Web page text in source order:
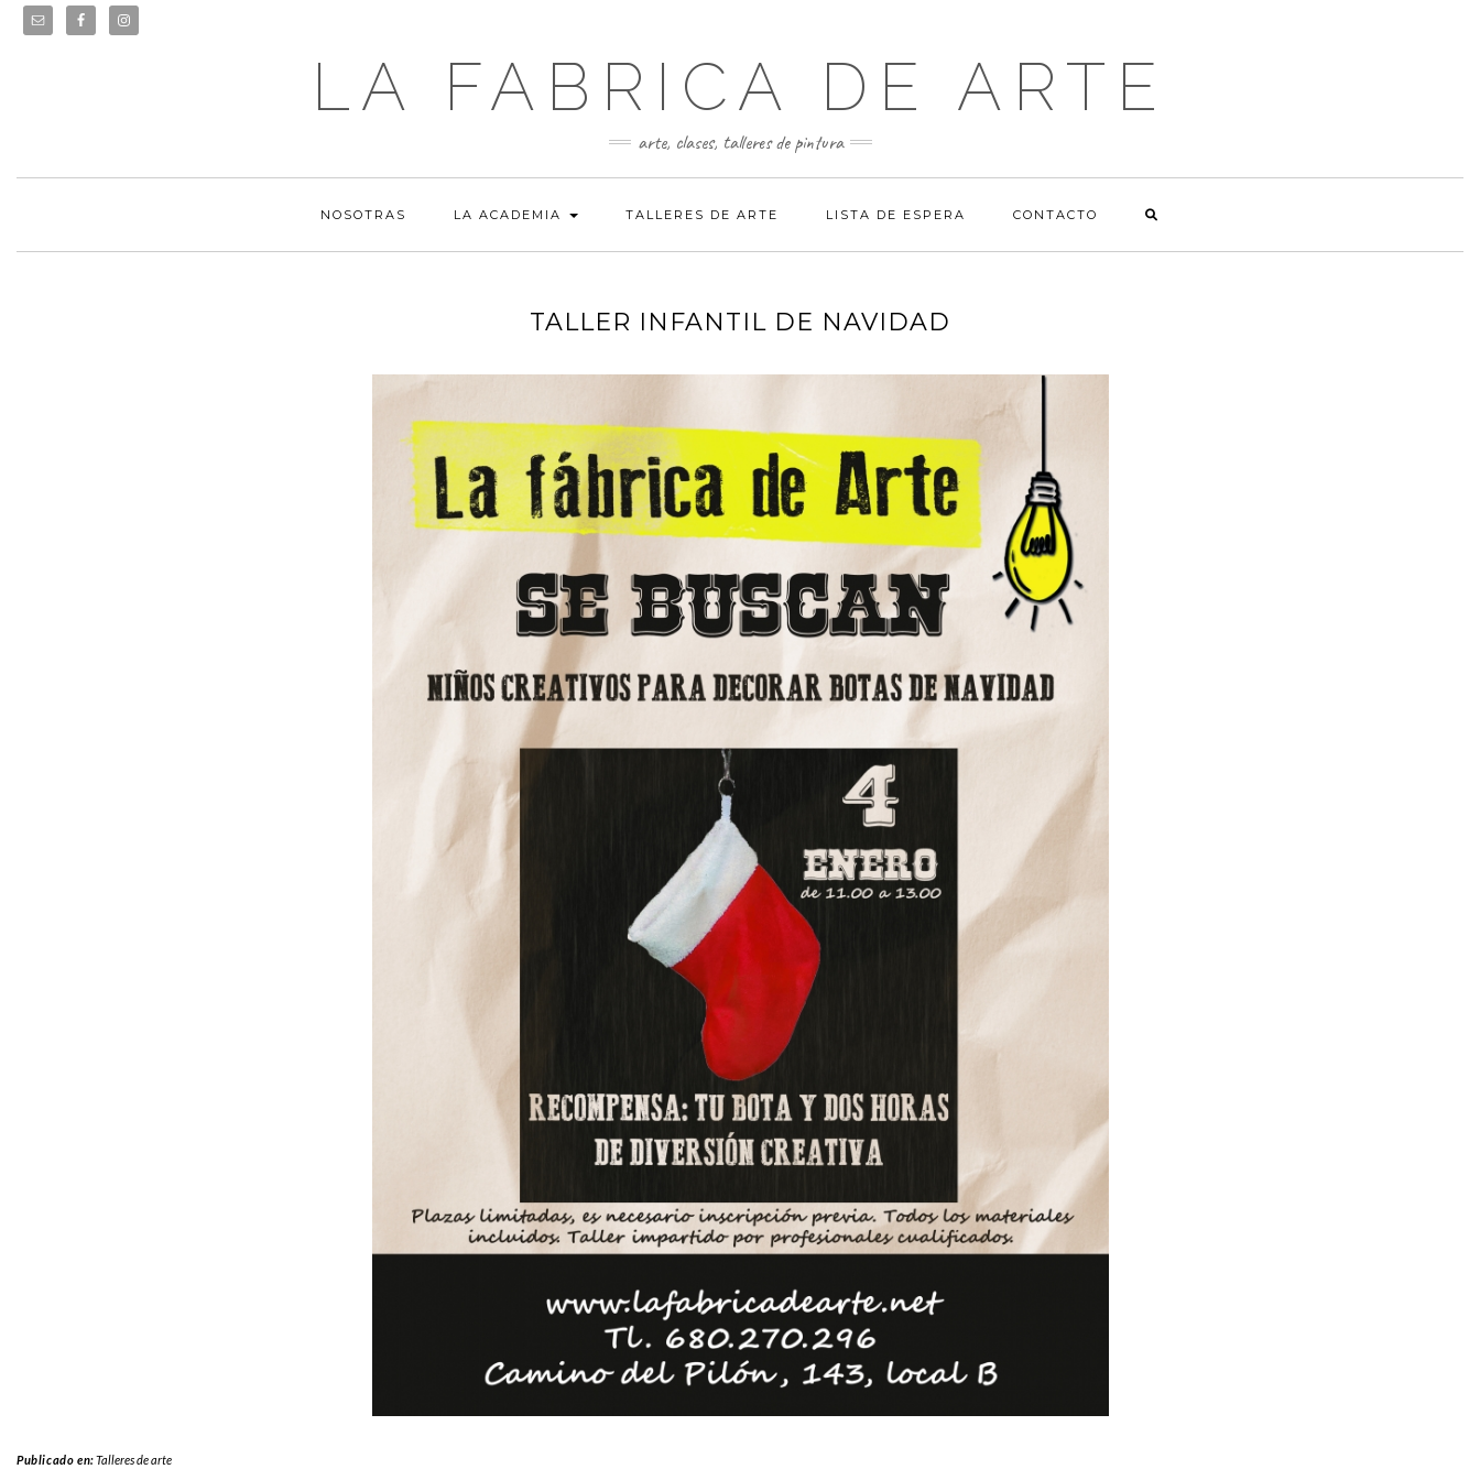
LA FABRICA DE ARTE
arte, clases, talleres de pintura
NOSOTRAS LA ACADEMIA TALLERES DE ARTE LISTA DE ESPERA CONTACTO
TALLER INFANTIL DE NAVIDAD
Publicado en:Talleres de arte